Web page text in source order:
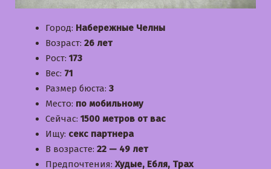
Город: Набережные Челны
Возраст: 26 лет
Рост: 173
Вес: 71
Размер бюста: 3
Место: по мобильному
Сейчас: 1500 метров от вас
Ищу: секс партнера
В возрасте: 22 — 49 лет
Предпочтения: Худые, Ебля, Трах